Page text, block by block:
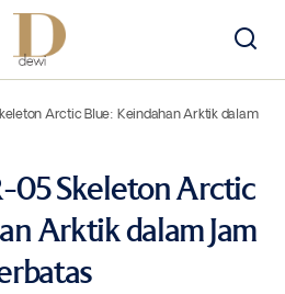
Arctic Blue: Keindahan Arktik dalam
05 Skeleton Arctic
Arktik dalam Jam